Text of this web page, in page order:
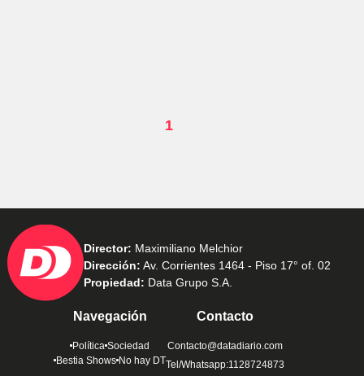
1
Director: Maximiliano Melchior
Dirección: Av. Corrientes 1464 - Piso 17° of. 02
Propiedad: Data Grupo S.A.
Navegación
Política Sociedad
Bestia Shows No hay DT
Contacto
Contacto@datadiario.com
Tel/Whatsapp:1128724873